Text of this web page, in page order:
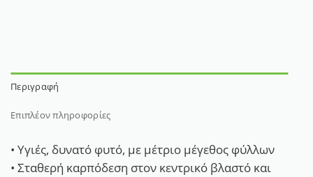
Περιγραφή
Επιπλέον πληροφορίες
• Υγιές, δυνατό φυτό, με μέτριο μέγεθος φύλλων
• Σταθερή καρπόδεση στον κεντρικό βλαστό και